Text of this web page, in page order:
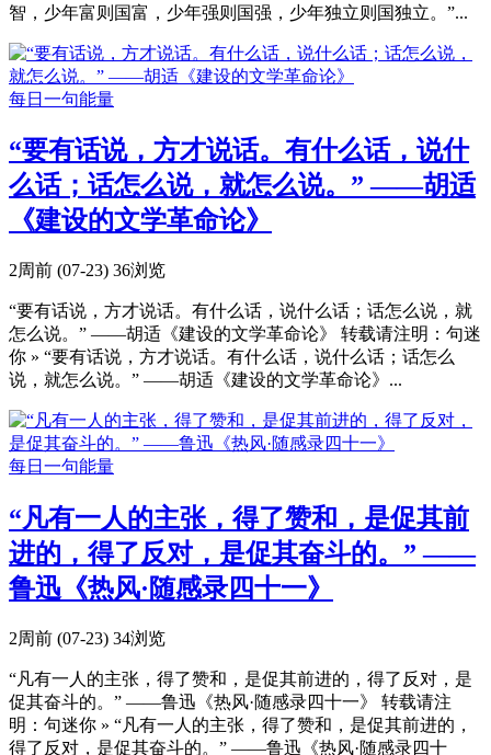
智，少年富则国富，少年强则国强，少年独立则国独立。”...
每日一句能量
“要有话说，方才说话。有什么话，说什
么话；话怎么说，就怎么说。” ——胡适
《建设的文学革命论》
2周前 (07-23) 36浏览
“要有话说，方才说话。有什么话，说什么话；话怎么说，就
怎么说。” ——胡适《建设的文学革命论》 转载请注明：句迷
你 » “要有话说，方才说话。有什么话，说什么话；话怎么
说，就怎么说。” ——胡适《建设的文学革命论》...
每日一句能量
“凡有一人的主张，得了赞和，是促其前
进的，得了反对，是促其奋斗的。” ——
鲁迅《热风·随感录四十一》
2周前 (07-23) 34浏览
“凡有一人的主张，得了赞和，是促其前进的，得了反对，是
促其奋斗的。” ——鲁迅《热风·随感录四十一》 转载请注
明：句迷你 » “凡有一人的主张，得了赞和，是促其前进的，
得了反对，是促其奋斗的。” ——鲁迅《热风·随感录四十